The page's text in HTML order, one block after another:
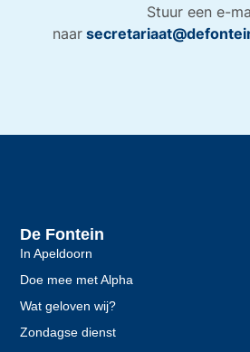
Stuur een e-
naar
De Fontein
In Apeldoorn
Doe mee met Alpha
Wat geloven wij?
Zondagse dienst